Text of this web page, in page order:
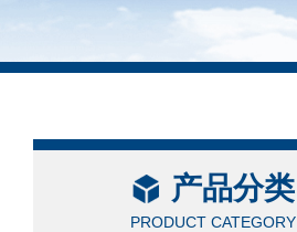
产品分类
PRODUCT CATEGORY